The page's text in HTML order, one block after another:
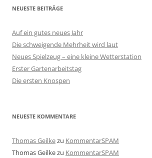
NEUESTE BEITRÄGE
Auf ein gutes neues Jahr
Die schweigende Mehrheit wird laut
Neues Spielzeug – eine kleine Wetterstation
Erster Gartenarbeitstag
Die ersten Knospen
NEUESTE KOMMENTARE
Thomas Geilkezu KommentarSPAM
Thomas Geilkezu KommentarSPAM